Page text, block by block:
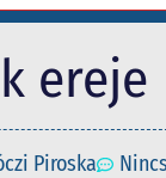
ereje
Piroska